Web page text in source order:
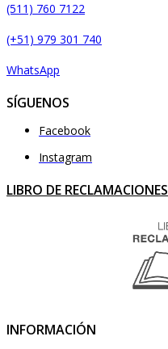
(511) 760 7122
(+51) 979 301 740
WhatsApp
SÍGUENOS
Facebook
Instagram
LIBRO DE RECLAMACIONES
INFORMACIÓN